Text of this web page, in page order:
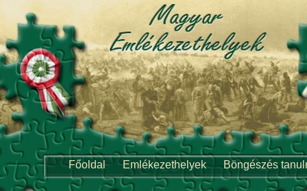
Főoldal Emlékezethelyek Böngészés